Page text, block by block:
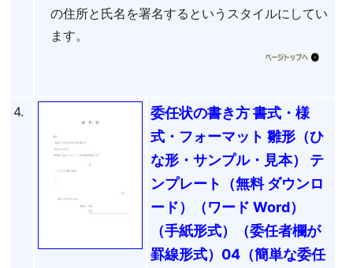
の住所と氏名を署名するというスタイルにしてい
ます。
4.
委任状の書き方 書式・様
式・フォーマット 雛形（ひ
な形・サンプル・見本） テ
ンプレート（無料 ダウンロ
ード）（ワード Word）
（手紙形式）（委任者欄が
罫線形式）04（簡単な委任